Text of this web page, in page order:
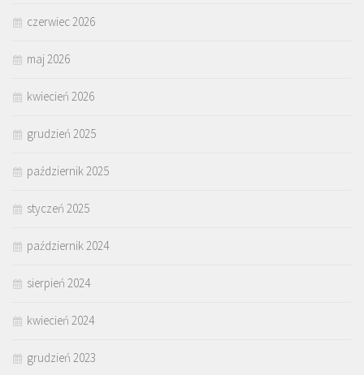
czerwiec 2026
maj 2026
kwiecień 2026
grudzień 2025
październik 2025
styczeń 2025
październik 2024
sierpień 2024
kwiecień 2024
grudzień 2023